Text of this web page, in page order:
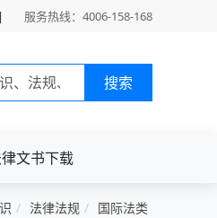
| 服务热线：4006-158-168
搜索
文书下载
法律法规 国际法类